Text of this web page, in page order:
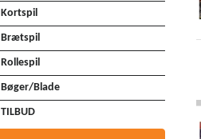
Kortspil
Brætspil
Rollespil
Bøger/Blade
TILBUD